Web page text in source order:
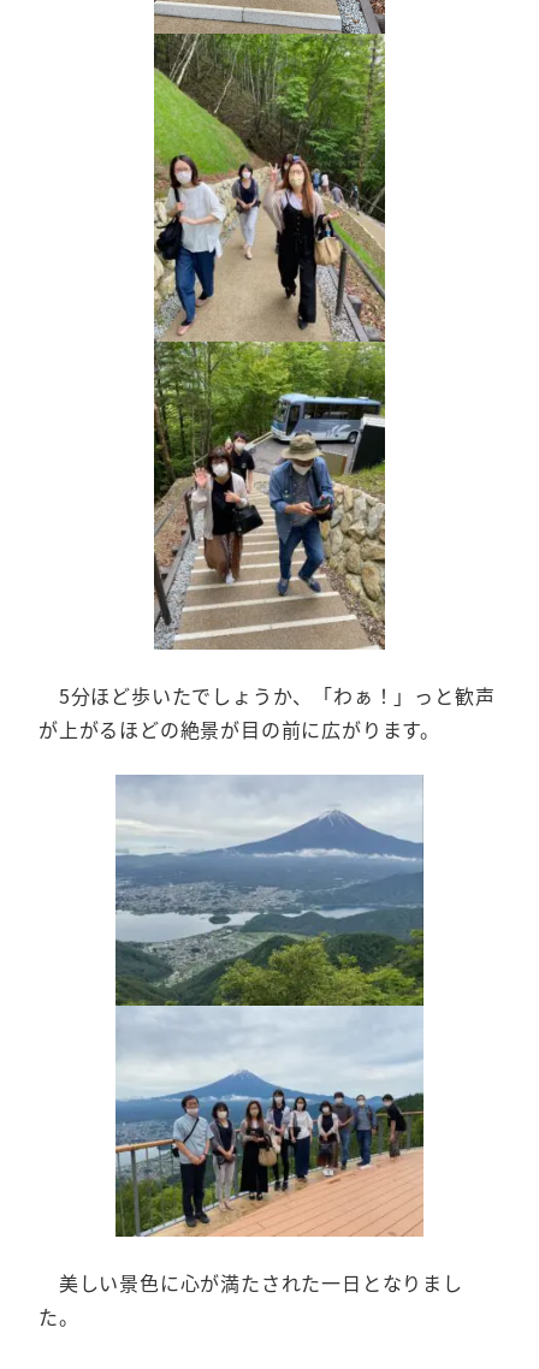
5分ほど歩いたでしょうか、「わぁ！」っと歓声
が上がるほどの絶景が目の前に広がります。
美しい景色に心が満たされた一日となりまし
た。